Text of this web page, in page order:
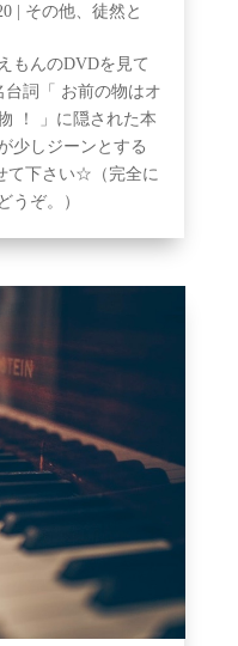
| その他、徒然と
もんのDVDを見て
詞「 お前の物はオ
！ 」に隠された本
少しジーンとする
て下さい☆（完全に
うぞ。）